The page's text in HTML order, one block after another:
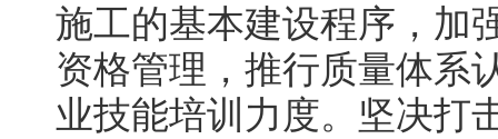
施工的基本建设程序，加
资格管理，推行质量体系
业技能培训力度。坚决打